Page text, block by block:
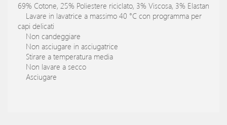
69% Cotone, 25% Poliestere riciclato, 3% Viscosa, 3% Elastan
Lavare in lavatrice a massimo 40 °C con programma per
capi delicati
Non candeggiare
Non asciugare in asciugatrice
Stirare a temperatura media
Non lavare a secco
Asciugare